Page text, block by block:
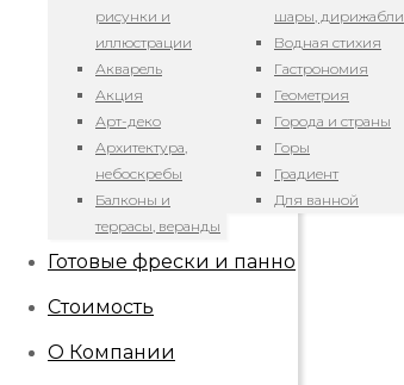
рисунки и
иллюстрации
Акварель
Акция
Арт-деко
Архитектура,
небоскребы
Балконы и
террасы, веранды
шары, дирижабли
Водная стихия
Гастрономия
Геометрия
Города и страны
Горы
Градиент
Для ванной
Готовые фрески и панно
Стоимость
О Компании